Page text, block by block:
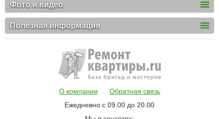
Фото и видео
Полезная информация
О компании
Обратная связь
Ежедневно с 09.00 до 20.00